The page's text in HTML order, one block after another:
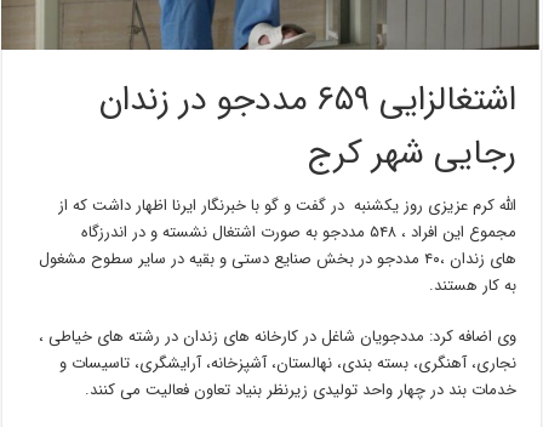
اشتغالزایی ۶۵۹ مددجو در زندان
رجایی شهر کرج
الله کرم عزیزی روز یکشنبه در گفت و گو با خبرنگار ایرنا اظهار داشت که از
مجموع این افراد ، ۵۴۸ مددجو به صورت اشتغال نشسته و در اندرزگاه
های زندان ،۴۰ مددجو در بخش صنایع دستی و بقیه در سایر سطوح مشغول
به کار هستند.
وی اضافه کرد: مددجویان شاغل در کارخانه های زندان در رشته های خیاطی ،
نجاری، آهنگری، بسته بندی، نهالستان، آشپزخانه، آرایشگری، تاسیسات و
خدمات بند در چهار واحد تولیدی زیرنظر بنیاد تعاون فعالیت می کنند.